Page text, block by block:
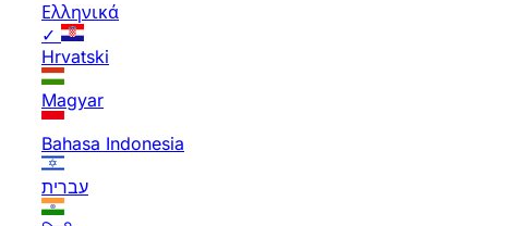
Ελληνικά
✓
Hrvatski
Magyar
Bahasa Indonesia
עברית